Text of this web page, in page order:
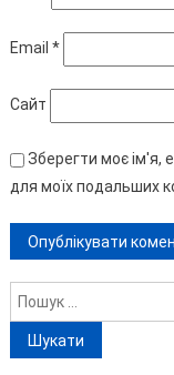
Email *
Сайт
Зберегти моє ім'я,
для моїх подальших
Пошук: